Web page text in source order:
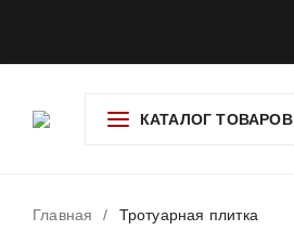
КАТАЛОГ ТОВАРОВ
Главная / Тротуарная плитка